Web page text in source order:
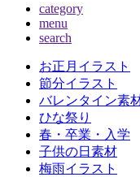
category
menu
search
お正月イラスト
節分イラスト
バレンタイン素
ひな祭り
春・卒業・入学
子供の日素材
梅雨イラスト